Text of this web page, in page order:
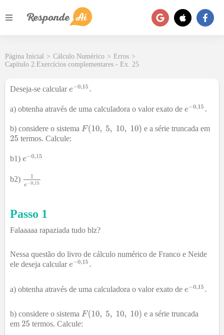
Página Inicial > Cálculo Numérico > Erros >
Capítulo 2.Exercícios complementares - Ex. 25
Deseja-se calcular
a) obtenha através de uma calculadora o valor exato de
b) considere o sistema
e a série truncada em
termos. Calcule:
b1)
b2)
Passo 1
Falaaaaa rapaziada tudo blz?
Nessa questão do livro de cálculo numérico de Franco e Neide
ele deseja calcular
a) obtenha através de uma calculadora o valor exato de
b) considere o sistema
e a série truncada
em
termos. Calcule: